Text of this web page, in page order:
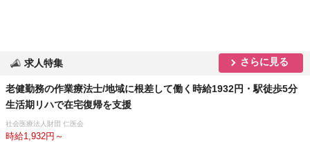
求人特集 さらに見る
老健勤務の作業療法士/地域に根差して働く時給1932円・駅徒歩5分
生活期リハで在宅復帰を支援
社会医療法人財団 仁医会
時給1,932円～